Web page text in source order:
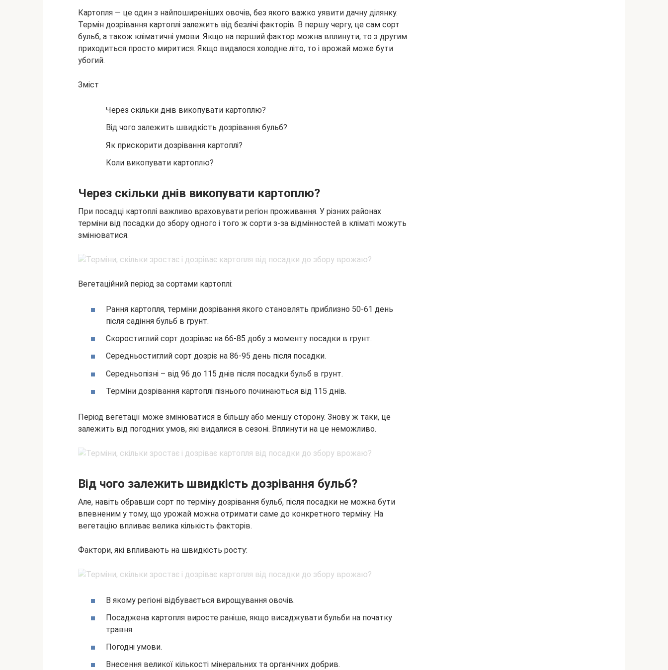
Картопля — це один з найпоширеніших овочів, без якого важко уявити дачну ділянку.
Термін дозрівання картоплі залежить від безлічі факторів. В першу чергу, це сам сорт
бульб, а також кліматичні умови. Якщо на перший фактор можна вплинути, то з другим
приходиться просто миритися. Якщо видалося холодне літо, то і врожай може бути
убогий.
Зміст
Через скільки днів викопувати картоплю?
Від чого залежить швидкість дозрівання бульб?
Як прискорити дозрівання картоплі?
Коли викопувати картоплю?
Через скільки днів викопувати картоплю?
При посадці картоплі важливо враховувати регіон проживання. У різних районах
терміни від посадки до збору одного і того ж сорти з-за відмінностей в кліматі можуть
змінюватися.
Вегетаційний період за сортами картоплі:
Рання картопля, терміни дозрівання якого становлять приблизно 50-61 день
після садіння бульб в грунт.
Скоростиглий сорт дозріває на 66-85 добу з моменту посадки в грунт.
Середньостиглий сорт дозріє на 86-95 день після посадки.
Середньопізні – від 96 до 115 днів після посадки бульб в грунт.
Терміни дозрівання картоплі пізнього починаються від 115 днів.
Період вегетації може змінюватися в більшу або меншу сторону. Знову ж таки, це
залежить від погодних умов, які видалися в сезоні. Вплинути на це неможливо.
Від чого залежить швидкість дозрівання бульб?
Але, навіть обравши сорт по терміну дозрівання бульб, після посадки не можна бути
впевненим у тому, що урожай можна отримати саме до конкретного терміну. На
вегетацію впливає велика кількість факторів.
Фактори, які впливають на швидкість росту:
В якому регіоні відбувається вирощування овочів.
Посаджена картопля виросте раніше, якщо висаджувати бульби на початку
травня.
Погодні умови.
Внесення великої кількості мінеральних та органічних добрив.